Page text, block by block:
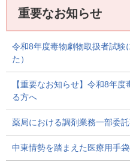
重要なお知らせ
令和8年度毒物劇物取扱者試験
た）
【重要なお知らせ】令和8年
る方へ
薬局における調剤業務一部委
中東情勢を踏まえた医療用手